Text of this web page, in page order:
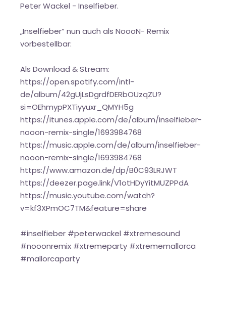
Peter Wackel - Inselfieber.
„Inselfieber“ nun auch als NoooN- Remix
vorbestellbar:
Als Download & Stream:
https://open.spotify.com/intl-
de/album/42gUjLsDgrdfDERbOUzqZU?
si=OEhmypPXTiyyuxr_QMYH5g
https://itunes.apple.com/de/album/inselfieber-
nooon-remix-single/1693984768
https://music.apple.com/de/album/inselfieber-
nooon-remix-single/1693984768
https://www.amazon.de/dp/B0C93LRJWT
https://deezer.page.link/V1otHDyYitMUZPPdA
https://music.youtube.com/watch?
v=kf3XPmOC7TM&feature=share
#inselfieber #peterwackel #xtremesound
#nooonremix #xtremeparty #xtrememallorca
#mallorcaparty